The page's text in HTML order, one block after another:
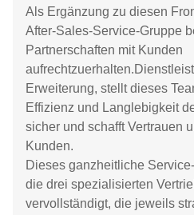
Als Ergänzung zu diesen
After-Sales-Service-Gruppe
Partnerschaften mit Kunden
Erweiterung, stellt dieses
Effizienz und Langlebigkeit
sicher und schafft Vertrauen
Kunden.
Dieses ganzheitliche
die drei spezialisierten
vervollständigt, die jeweils